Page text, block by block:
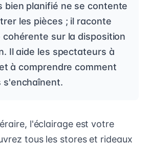
bien planifié ne se contente
les pièces ; il raconte
cohérente sur la disposition
Il aide les spectateurs à
à comprendre comment
s'enchaînent.
l'éclairage est votre
tous les stores et rideaux